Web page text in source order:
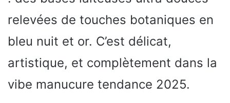
relevées de touches botaniques en
bleu nuit et or. C’est délicat,
artistique, et complètement dans la
vibe manucure tendance 2025.